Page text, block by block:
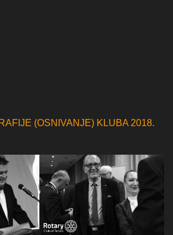
(OSNIVANJE) KLUBA 2018.